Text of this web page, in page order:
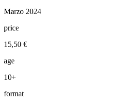
Marzo 2024
price
15,50 €
age
10+
format